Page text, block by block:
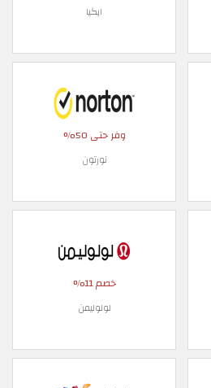
ايكيا
وفر حتى 50%
نورتون
خصم 11%
لولوليمن